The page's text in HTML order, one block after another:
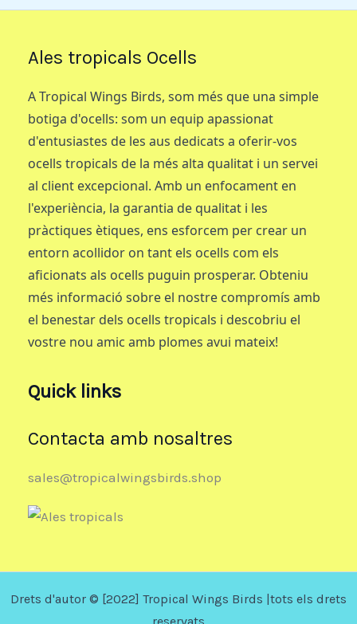
Ales tropicals Ocells
A Tropical Wings Birds, som més que una simple
botiga d'ocells: som un equip apassionat
d'entusiastes de les aus dedicats a oferir-vos
ocells tropicals de la més alta qualitat i un servei
al client excepcional. Amb un enfocament en
l'experiència, la garantia de qualitat i les
pràctiques ètiques, ens esforcem per crear un
entorn acollidor on tant els ocells com els
aficionats als ocells puguin prosperar. Obteniu
més informació sobre el nostre compromís amb
el benestar dels ocells tropicals i descobriu el
vostre nou amic amb plomes avui mateix!
Quick links
Contacta amb nosaltres
sales@tropicalwingsbirds.shop
Drets d'autor © [2022] Tropical Wings Birds |tots els drets